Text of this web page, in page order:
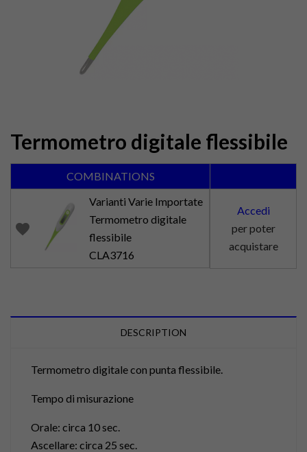
Termometro digitale flessibile
COMBINATIONS
favorite
Varianti Varie Importate
Termometro digitale
flessibile
CLA3716
Accedi
per poter
acquistare
DESCRIPTION
Termometro digitale con punta flessibile.
Tempo di misurazione
Orale: circa 10 sec.
Ascellare: circa 25 sec.